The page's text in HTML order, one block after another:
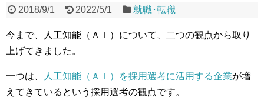
2018/9/1 2022/5/1 就職･転職
今まで、人工知能（ＡＩ）について、二つの観点から取り
上げてきました。
一つは、 人工知能（ＡＩ）を採用選考に活用する企業が増
えてきているという採用選考の観点です。